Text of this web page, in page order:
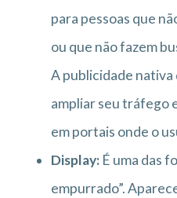
para pessoas que
ou que não fazem
A publicidade nativa
ampliar seu tráfego
em portais onde o
Display: É uma das
empurrado”.